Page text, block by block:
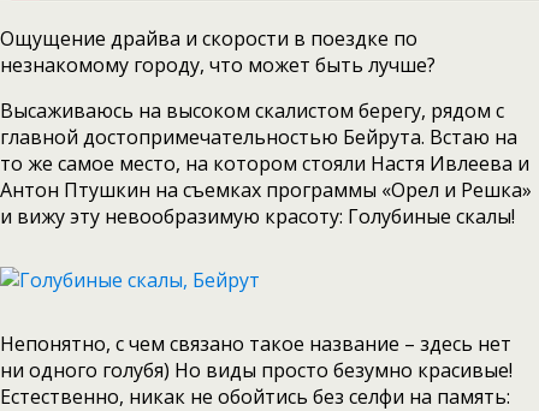
Ощущение драйва и скорости в поездке по
незнакомому городу, что может быть лучше?
Высаживаюсь на высоком скалистом берегу, рядом с
главной достопримечательностью Бейрута. Встаю на
то же самое место, на котором стояли Настя Ивлеева и
Антон Птушкин на съемках программы «Орел и Решка»
и вижу эту невообразимую красоту: Голубиные скалы!
Непонятно, с чем связано такое название – здесь нет
ни одного голубя) Но виды просто безумно красивые!
Естественно, никак не обойтись без селфи на память: